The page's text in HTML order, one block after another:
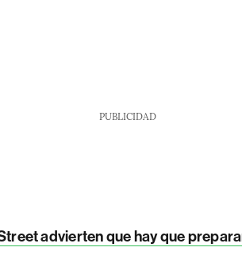
PUBLICIDAD
advierten que hay que